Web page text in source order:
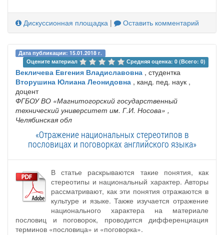
Дискуссионная площадка | Оставить комментарий
Дата публикации: 15.01.2018 г.
Оцените материал
Средняя оценка: 0 (Всего: 0)
Векличева Евгения Владиславовна , студентка
Вторушина Юлиана Леонидовна , канд. пед. наук ,
доцент
ФГБОУ ВО «Магнитогорский государственный
технический университет им. Г.И. Носова» ,
Челябинская обл
«Отражение национальных стереотипов в
пословицах и поговорках английского языка»
В статье раскрываются такие понятия, как
стереотипы и национальный характер. Авторы
рассматривают, как эти понятия отражаются в
культуре и языке. Также изучается отражение
национального характера на материале
пословиц и поговорок, проводится дифференциация
терминов «пословица» и «поговорка».